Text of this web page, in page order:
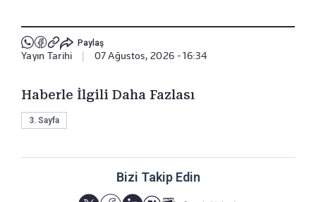
Paylaş
Yayın Tarihi 07 Ağustos, 2026 - 16:34
Haberle İlgili Daha Fazlası
3. Sayfa
Bizi Takip Edin